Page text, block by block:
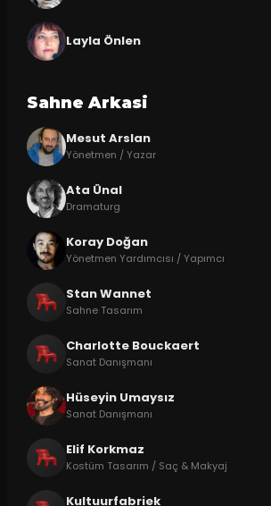
Layla Önlen
Sahne Arkasi
Mesut Arslan
Yönetmen / Yazar
Ata Ünal
Dramaturg
Koray Doğan
Yönetmen Yardımcısı / Yapımcı
Stan Wannet
Sahne Tasarım
Charlotte Bouckaert
Sanat Danışmanı
Hüseyin Umaysız
Sanat Danışmanı
Elif Korkmaz
Kostüm Tasarım / Saç & Makyaj
Kultuurfabriek